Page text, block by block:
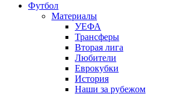
Футбол
Материалы
УЕФА
Трансферы
Вторая лига
Любители
Еврокубки
История
Наши за рубежом